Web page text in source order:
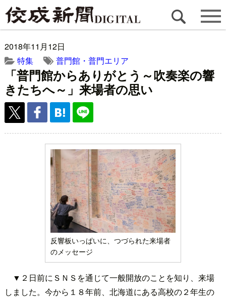
2018年11月12日
特集
普門館・普門エリア
「普門館からありがとう～吹奏楽の響
きたちへ～」来場者の思い
反響板いっぱいに、つづられた来場者
のメッセージ
▼２日前にＳＮＳを通じて一般開放のことを知り、来場
しました。今から１８年前、北海道にある高校の２年生の